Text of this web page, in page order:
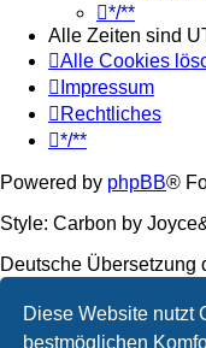
Diese Website nutzt
bestmöglichen
*/**
Alle Zeiten sind
Alle Cookies
Impressum
Rechtliches
*/**
Powered by phpBB®
Style: Carbon by
Deutsche Übersetzung
Datenschutz |